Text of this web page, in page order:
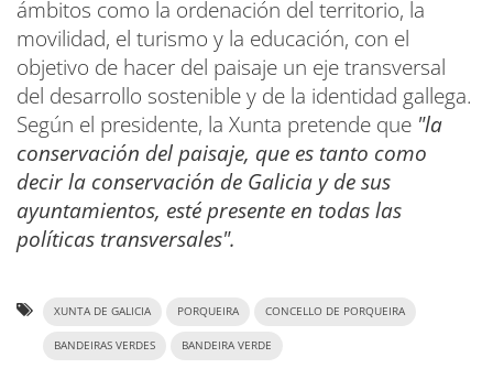
ámbitos como la ordenación del territorio, la
movilidad, el turismo y la educación, con el
objetivo de hacer del paisaje un eje transversal
del desarrollo sostenible y de la identidad gallega.
Según el presidente, la Xunta pretende que "la
conservación del paisaje, que es tanto como
decir la conservación de Galicia y de sus
ayuntamientos, esté presente en todas las
políticas transversales".
XUNTA DE GALICIA PORQUEIRA CONCELLO DE PORQUEIRA
BANDEIRAS VERDES BANDEIRA VERDE